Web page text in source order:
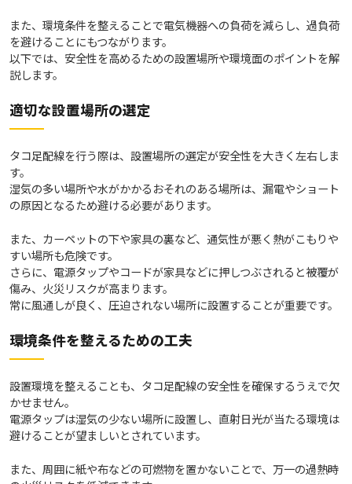
また、環境条件を整えることで電気機器への負荷を減らし、過負荷
を避けることにもつながります。
以下では、安全性を高めるための設置場所や環境面のポイントを解
説します。
適切な設置場所の選定
タコ足配線を行う際は、設置場所の選定が安全性を大きく左右しま
す。
湿気の多い場所や水がかかるおそれのある場所は、漏電やショート
の原因となるため避ける必要があります。
また、カーペットの下や家具の裏など、通気性が悪く熱がこもりや
すい場所も危険です。
さらに、電源タップやコードが家具などに押しつぶされると被覆が
傷み、火災リスクが高まります。
常に風通しが良く、圧迫されない場所に設置することが重要です。
環境条件を整えるための工夫
設置環境を整えることも、タコ足配線の安全性を確保するうえで欠
かせません。
電源タップは湿気の少ない場所に設置し、直射日光が当たる環境は
避けることが望ましいとされています。
また、周囲に紙や布などの可燃物を置かないことで、万一の過熱時